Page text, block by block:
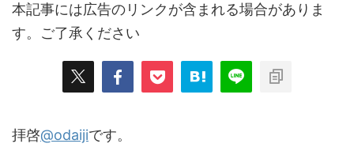
本記事には広告のリンクが含まれる場合がありま
す。ご了承ください
拝啓@odaijiです。